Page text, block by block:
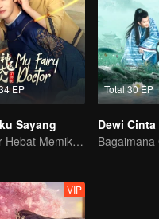
EP
Sayang
Dokter Hebat Memikat Gadis Imut
Total 30 EP
Dewi Cinta
VIP